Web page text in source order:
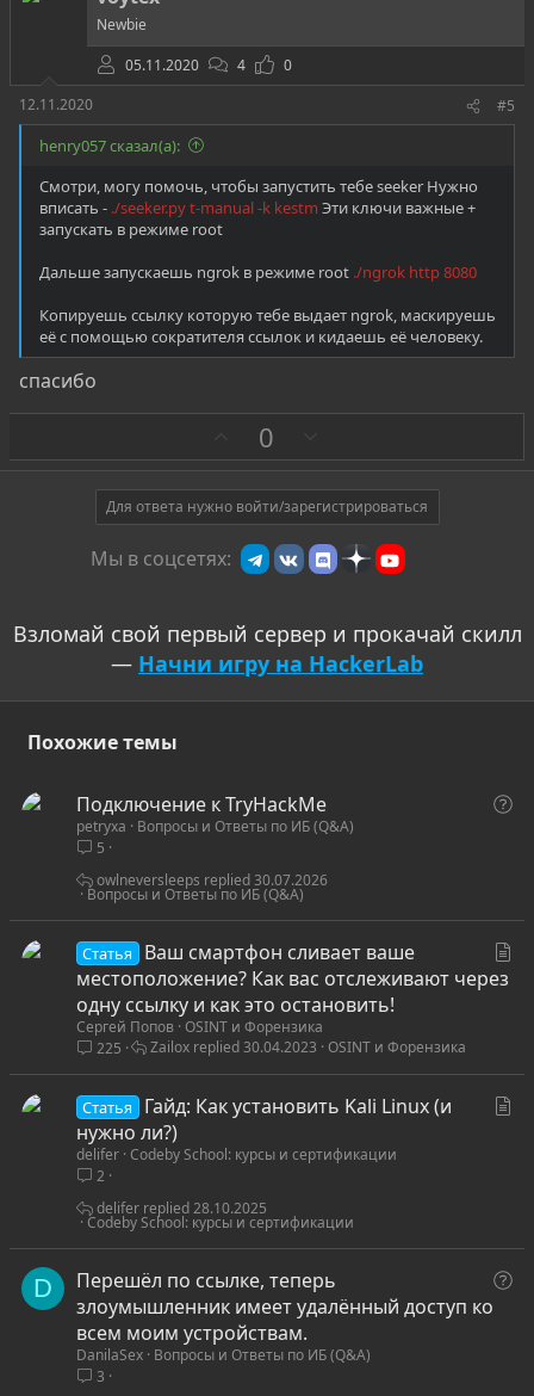
в
Newbie
05.11.2020
4
0
12.11.2020
#5
henry057 сказал(а):
Cмотри, могу помочь, чтобы запустить тебе seeker Нужно
вписать - ./seeker.py t-manual -k kestm Эти ключи важные +
запускать в режиме root
Дальше запускаешь ngrok в режиме root ./ngrok http 8080
Копируешь ссылку которую тебе выдает ngrok, маскируешь
её с помощью сократителя ссылок и кидаешь её человеку.
спасибо
а
0
р
о
т
и
в
Для ответа нужно войти/зарегистрироваться
Мы в соцсетях:
Взломай свой первый сервер и прокачай скилл
— Начни игру на HackerLab
Похожие темы
В
Подключение к TryHackMe
petryxa
Вопросы и Ответы по ИБ (Q&A)
5
Вопросы и Ответы по ИБ (Q&A)
30.07.2026
owlneversleeps
я
Статья
Ваш смартфон сливает ваше
местоположение? Как вас отслеживают через
одну ссылку и как это остановить!
Сергей Попов OSINT и Форензика
225
OSINT и Форензика
30.04.2023
Zailox
Статья
Гайд: Как установить Kali Linux (и
нужно ли?)
delifer Codeby School: курсы и сертификации
2
Codeby School: курсы и сертификации
28.10.2025
delifer
D
В
Перешёл по ссылке, теперь
злоумышленник имеет удалённый доступ ко
всем моим устройствам.
DanilaSex Вопросы и Ответы по ИБ (Q&A)
3